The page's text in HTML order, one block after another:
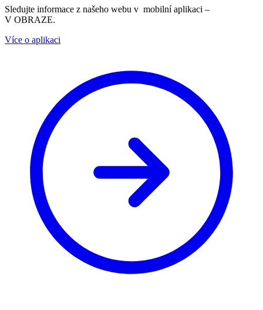
Sledujte informace z našeho webu v mobilní aplikaci –
V OBRAZE.
Více o aplikaci